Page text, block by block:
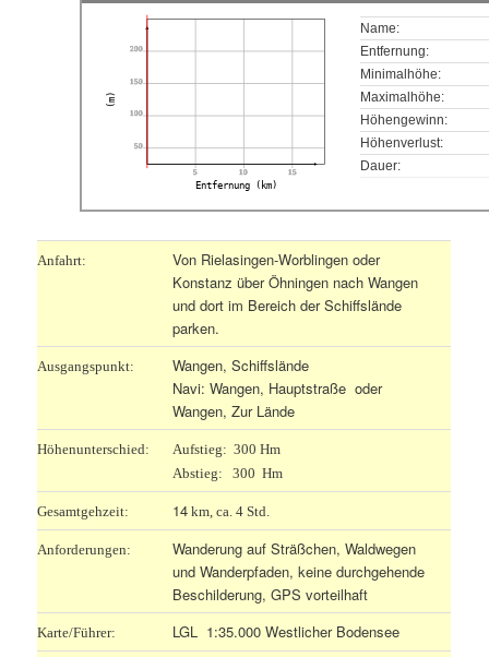
50
100
150
200
5 10 15
Entfernung (km)
(m)
Name:
Entfernung:
Minimalhöhe:
Maximalhöhe:
Höhengewinn:
Höhenverlust:
Dauer:
Anfahrt:
Von Rielasingen-Worblingen oder
Konstanz über Öhningen nach Wangen
und dort im Bereich der Schiffslände
parken.
Ausgangspunkt:
Wangen, Schiffslände
Navi: Wangen, Hauptstraße oder
Wangen, Zur Lände
Höhenunterschied:
Aufstieg: 300 Hm
Abstieg: 300 Hm
Gesamtgehzeit: 14 km, ca. 4 Std.
Anforderungen:
Wanderung auf Sträßchen, Waldwegen
und Wanderpfaden, keine durchgehende
Beschilderung, GPS vorteilhaft
Karte/Führer: LGL 1:35.000 Westlicher Bodensee